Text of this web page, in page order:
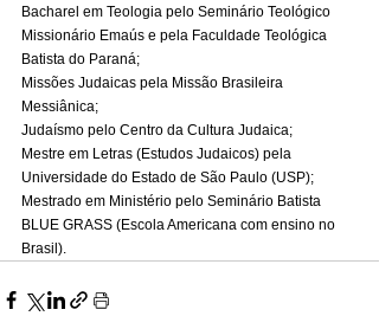
Bacharel em Teologia pelo Seminário Teológico
Missionário Emaús e pela Faculdade Teológica
Batista do Paraná;
Missões Judaicas pela Missão Brasileira
Messiânica;
Judaísmo pelo Centro da Cultura Judaica;
Mestre em Letras (Estudos Judaicos) pela
Universidade do Estado de São Paulo (USP);
Mestrado em Ministério pelo Seminário Batista
BLUE GRASS (Escola Americana com ensino no
Brasil).